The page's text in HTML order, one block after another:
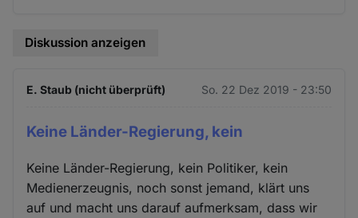
Diskussion anzeigen
E. Staub (nicht überprüft) So. 22 Dez 2019 - 23:50
Keine Länder-Regierung, kein
Keine Länder-Regierung, kein Politiker, kein
Medienerzeugnis, noch sonst jemand, klärt uns
auf und macht uns darauf aufmerksam, dass wir